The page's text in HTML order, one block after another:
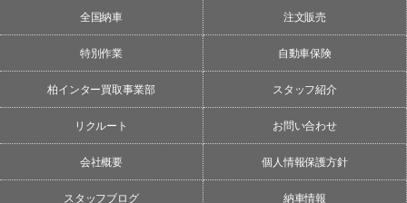
全国納車 注文販売
特別作業 自動車保険
柏インター買取事業部 スタッフ紹介
リクルート お問い合わせ
会社概要 個人情報保護方針
スタッフブログ 納車情報